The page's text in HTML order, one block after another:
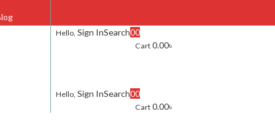
Hello, Sign InSearch00
Cart 0.00৳
Hello, Sign InSearch00
Cart 0.00৳